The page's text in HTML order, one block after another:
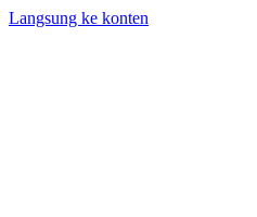
Langsung ke konten